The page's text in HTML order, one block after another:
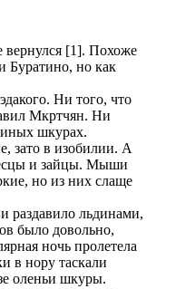
[1]. Похоже
Буратино, но как
Ни того, что
Мкртчян. Ни
шкурах.
зато в изобилии. А
и зайцы. Мыши
но из них слаще
раздавило льдинами,
было довольно,
ночь пролетела
в нору таскали
оленьи шкуры.